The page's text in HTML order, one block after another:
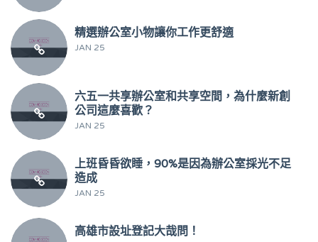
精選辦公室小物讓你工作更舒適
JAN 25
六五一共享辦公室和共享空間，為什麼新創
公司這麼喜歡？
JAN 25
上班昏昏欲睡，90%是因為辦公室採光不足
造成
JAN 25
高雄市設址登記大哉問！